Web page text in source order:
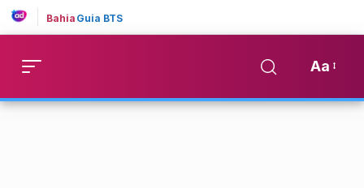
Bahia Guia BTS
Aa